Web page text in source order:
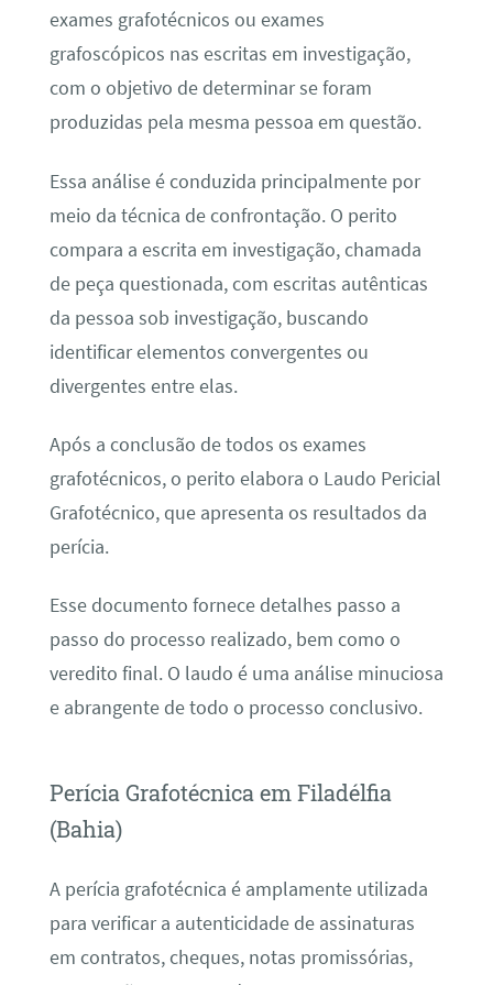
exames grafotécnicos ou exames
grafoscópicos nas escritas em investigação,
com o objetivo de determinar se foram
produzidas pela mesma pessoa em questão.
Essa análise é conduzida principalmente por
meio da técnica de confrontação. O perito
compara a escrita em investigação, chamada
de peça questionada, com escritas autênticas
da pessoa sob investigação, buscando
identificar elementos convergentes ou
divergentes entre elas.
Após a conclusão de todos os exames
grafotécnicos, o perito elabora o Laudo Pericial
Grafotécnico, que apresenta os resultados da
perícia.
Esse documento fornece detalhes passo a
passo do processo realizado, bem como o
veredito final. O laudo é uma análise minuciosa
e abrangente de todo o processo conclusivo.
Perícia Grafotécnica em Filadélfia
(Bahia)
A perícia grafotécnica é amplamente utilizada
para verificar a autenticidade de assinaturas
em contratos, cheques, notas promissórias,